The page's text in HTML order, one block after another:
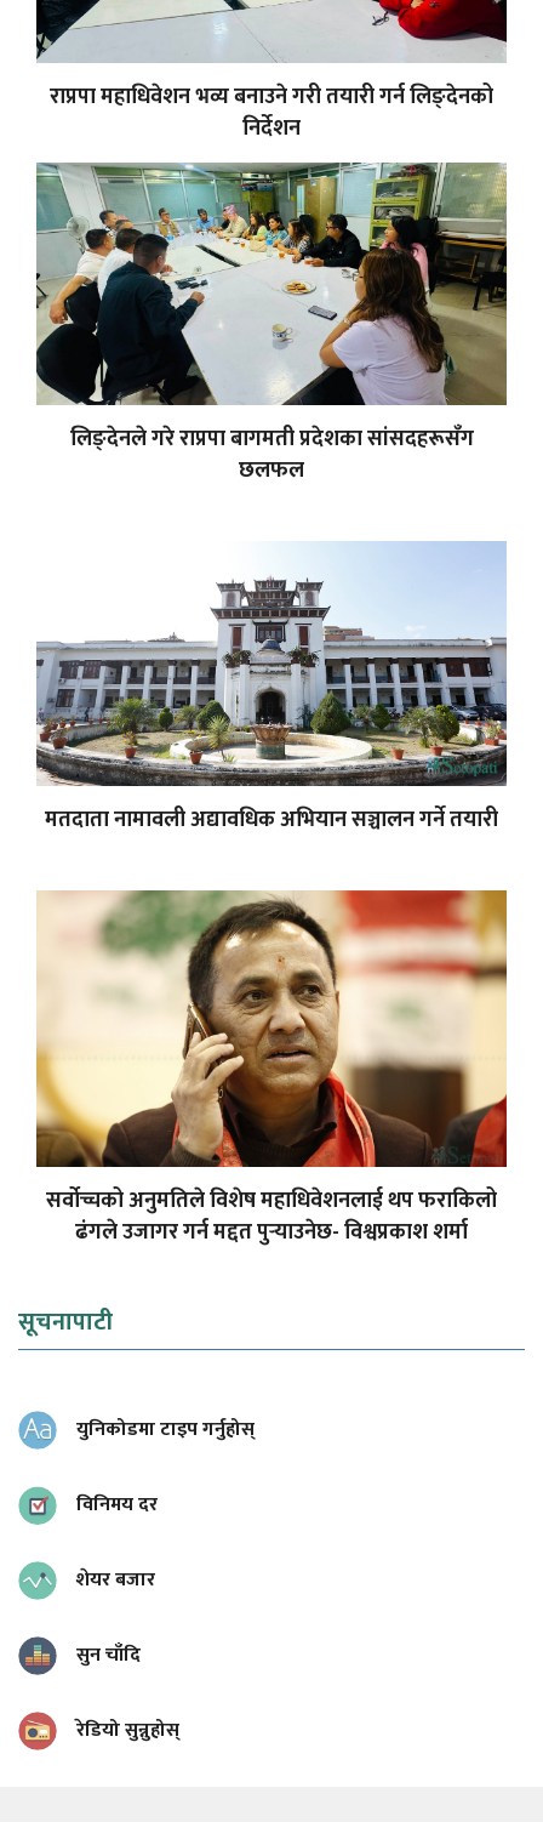
राप्रपा महाधिवेशन भव्य बनाउने गरी तयारी गर्न लिङ्देनको
निर्देशन
लिङ्देनले गरे राप्रपा बागमती प्रदेशका सांसदहरूसँग
छलफल
मतदाता नामावली अद्यावधिक अभियान सञ्चालन गर्ने तयारी
सर्वोच्चको अनुमतिले विशेष महाधिवेशनलाई थप फराकिलो
ढंगले उजागर गर्न मद्दत पुर्‍याउनेछ- विश्वप्रकाश शर्मा
सूचनापाटी
युनिकोडमा टाइप गर्नुहोस्
विनिमय दर
शेयर बजार
सुन चाँदि
रेडियो सुन्नुहोस्